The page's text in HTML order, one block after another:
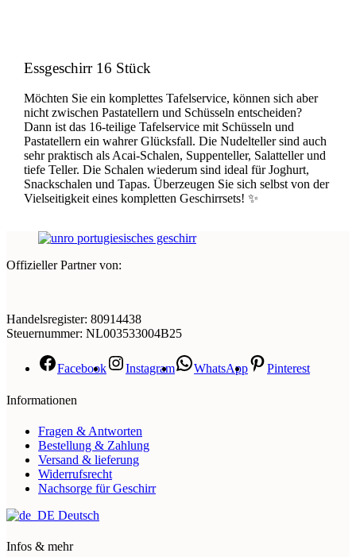
Essgeschirr 16 Stück
Möchten Sie ein komplettes Tafelservice, können sich aber
nicht zwischen Pastatellern und Schüsseln entscheiden?
Dann ist das 16-teilige Tafelservice mit Schüsseln und
Pastatellern ein wahrer Glücksfall. Die Nudelteller sind auch
sehr praktisch als Acai-Schalen, Suppenteller, Salatteller und
tiefe Teller. Die Schalen wiederum sind ideal für Joghurt,
Snackschalen und Tapas. Überzeugen Sie sich selbst von der
Vielseitigkeit eines kompletten Geschirrsets! ✨
Offizieller Partner von:
Handelsregister: 80914438
Steuernummer: NL003533004B25
Facebook Instagram WhatsApp Pinterest
Informationen
Fragen & Antworten
Bestellung & Zahlung
Versand & lieferung
Widerrufsrecht
Nachsorge für Geschirr
Deutsch
Infos & mehr